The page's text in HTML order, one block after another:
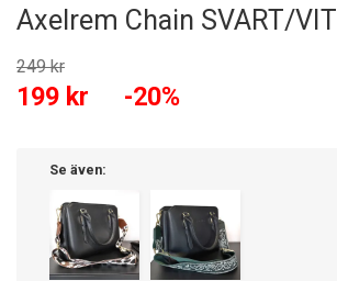
Axelrem Chain SVART/VIT
249 kr
199 kr -20%
Se även: